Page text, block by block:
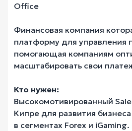
Office
Финансовая компания
платформу для управления
помогающая компаниям
масштабировать свои
Кто нужен:
Высокомотивированный
Кипре для развития
в сегментах Forex и